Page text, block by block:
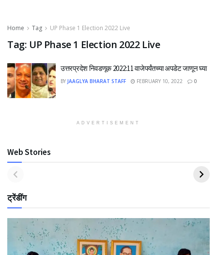
Home Tag UP Phase 1 Election 2022 Live
Tag: UP Phase 1 Election 2022 Live
उत्तरप्रदेश निवडणूक 2022:11 वाजेपर्यंतच्या अपडेट जाणून घ्या
BY JAAGLYA BHARAT STAFF FEBRUARY 10, 2022 0
ADVERTISEMENT
Web Stories
ट्रेंडींग